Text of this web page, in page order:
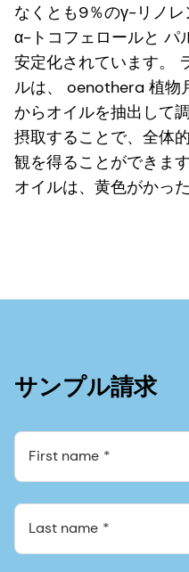
なくとも9％のγ-リノ
α-トコフェロールと パ
安定化されています。
ルは、 oenothera 植物
からオイルを抽出して
摂取することで、全体
観を得ることができま
オイルは、黄色がかっ
サンプル請求
First name
Last name